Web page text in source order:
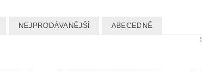
NEJPRODÁVANĚJŠÍ ABECEDNĚ